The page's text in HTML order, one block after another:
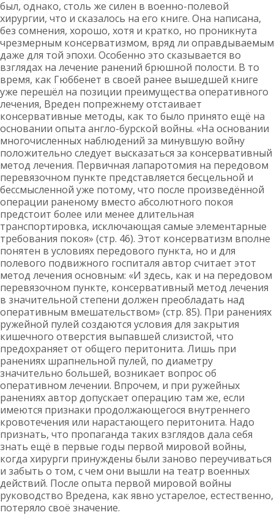
был, однако, столь же силен в военно-полевой
хирургии, что и сказалось на его книге. Она написана,
без сомнения, хорошо, хотя и кратко, но проникнута
чрезмерным консерватизмом, вряд ли оправдываемым
даже для той эпохи. Особенно это сказывается во
взглядах на лечение ранений брюшной полости. В то
время, как Гюббенет в своей ранее вышедшей книге
уже перешёл на позиции преимущества оперативного
лечения, Вреден попрежнему отстаивает
консервативные методы, как то было принято ещё на
основании опыта англо-бурской войны. «На основании
многочисленных наблюдений за минувшую войну
положительно следует высказаться за консервативный
метод лечения. Первичная лапаротомия на передовом
перевязочном пункте представляется бесцельной и
бессмысленной уже потому, что после произведённой
операции раненому вместо абсолютного покоя
предстоит более или менее длительная
транспортировка, исключающая самые элементарные
требования покоя» (стр. 46). Этот консерватизм вполне
понятен в условиях передового пункта, но и для
полевого подвижного госпиталя автор считает этот
метод лечения основным: «И здесь, как и на передовом
перевязочном пункте, консервативный метод лечения
в значительной степени должен преобладать над
оперативным вмешательством» (стр. 85). При ранениях
ружейной пулей создаются условия для закрытия
кишечного отверстия выпавшей слизистой, что
предохраняет от общего перитонита. Лишь при
ранениях шрапнельной пулей, по диаметру
значительно большей, возникает вопрос об
оперативном лечении. Впрочем, и при ружейных
ранениях автор допускает операцию там же, если
имеются признаки продолжающегося внутреннего
кровотечения или нарастающего перитонита. Надо
признать, что пропаганда таких взглядов дала себя
знать ещё в первые годы первой мировой войны,
когда хирурги принуждены были заново переучиваться
и забыть о том, с чем они вышли на театр военных
действий. После опыта первой мировой войны
руководство Вредена, как явно устарелое, естественно,
потеряло своё значение.